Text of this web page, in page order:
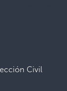
Civil